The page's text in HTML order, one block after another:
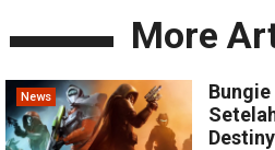
More
News
Bungie